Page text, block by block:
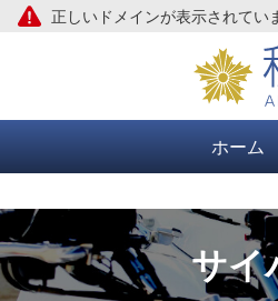
本文へ正しいドメインが表示されてい
ホーム
サイ